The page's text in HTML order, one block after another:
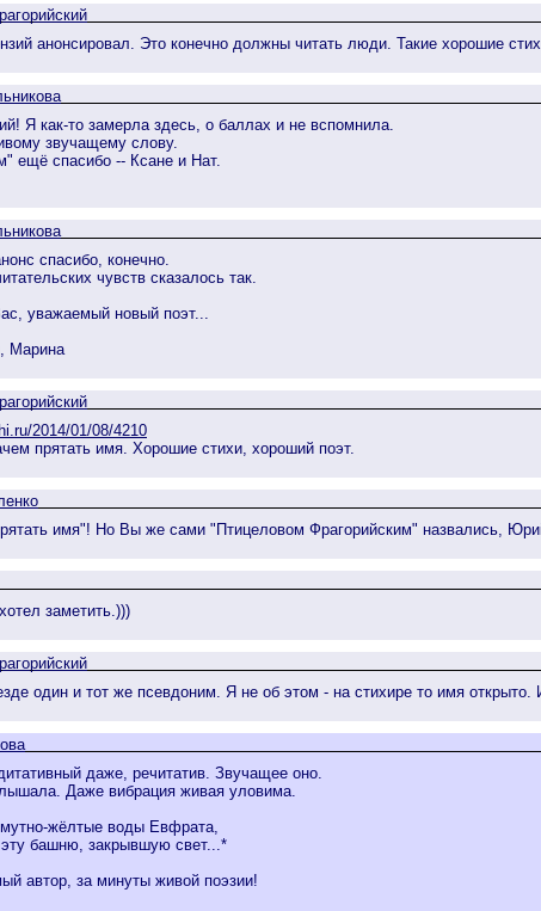
анонсировал. Это конечно должны читать люди. Такие хорошие
Я как-то замерла здесь, о баллах и не вспомнила.
звучащему слову.
ещё спасибо -- Ксане и Нат.
спасибо, конечно.
чувств сказалось так.
уважаемый новый поэт...
Марина
2014/01/08/4210
прятать имя. Хорошие стихи, хороший поэт.
имя"! Но Вы же сами "Птицеловом Фрагорийским" назвались,
заметить.)))
один и тот же псевдоним. Я не об этом - на стихире то имя открыто.
даже, речитатив. Звучащее оно.
Даже вибрация живая уловима.
жёлтые воды Евфрата,
эту башню, закрывшую свет...*
автор, за минуты живой поэзии!